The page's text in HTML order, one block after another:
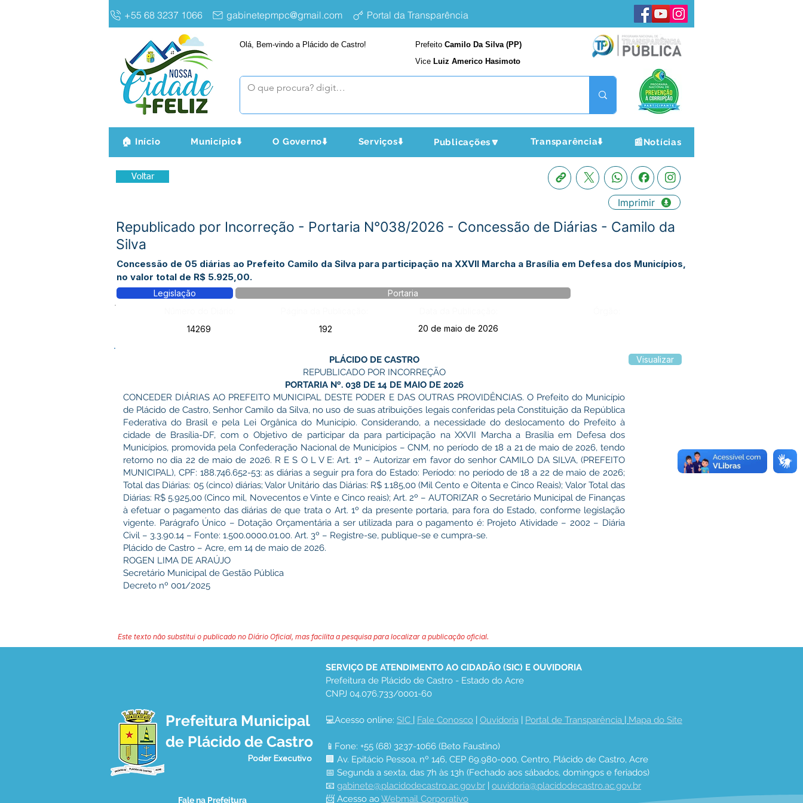
+55 68 3237 1066 gabinetepmpc@gmail.com Portal da Transparência
Olá, Bem-vindo a Plácido de Castro! Prefeito Camilo Da Silva (PP)
Vice Luiz Americo Hasimoto
🏠 Início Município⬇️ O Governo⬇️ Serviços⬇️ Publicações🔽 Transparência⬇️ 📰Notícias
Voltar
Imprimir
Republicado por Incorreção - Portaria N°038/2026 - Concessão de Diárias - Camilo da
Silva
Concessão de 05 diárias ao Prefeito Camilo da Silva para participação na XXVII Marcha a Brasília em Defesa dos Municípios,
no valor total de R$ 5.925,00.
Legislação
Portaria
14269
192 20 de maio de 2026
PLÁCIDO DE CASTRO
REPUBLICADO POR INCORREÇÃO
PORTARIA Nº. 038 DE 14 DE MAIO DE 2026
CONCEDER DIÁRIAS AO PREFEITO MUNICIPAL DESTE PODER E DAS OUTRAS PROVIDÊNCIAS. O Prefeito do Município
de Plácido de Castro, Senhor Camilo da Silva, no uso de suas atribuições legais conferidas pela Constituição da República
Federativa do Brasil e pela Lei Orgânica do Município. Considerando, a necessidade do deslocamento do Prefeito à
cidade de Brasília-DF, com o Objetivo de participar da para participação na XXVII Marcha a Brasília em Defesa dos
Municípios, promovida pela Confederação Nacional de Municípios – CNM, no período de 18 a 21 de maio de 2026, tendo
retorno no dia 22 de maio de 2026. R E S O L V E: Art. 1º – Autorizar em favor do senhor CAMILO DA SILVA, (PREFEITO
MUNICIPAL), CPF: 188.746.652-53: as diárias a seguir pra fora do Estado: Período: no período de 18 a 22 de maio de 2026;
Total das Diárias: 05 (cinco) diárias; Valor Unitário das Diárias: R$ 1.185,00 (Mil Cento e Oitenta e Cinco Reais); Valor Total das
Diárias: R$ 5.925,00 (Cinco mil, Novecentos e Vinte e Cinco reais); Art. 2º – AUTORIZAR o Secretário Municipal de Finanças
à efetuar o pagamento das diárias de que trata o Art. 1º da presente portaria, para fora do Estado, conforme legislação
vigente. Parágrafo Único – Dotação Orçamentária a ser utilizada para o pagamento é: Projeto Atividade – 2002 – Diária
Civil – 3.3.90.14 – Fonte: 1.500.0000.01.00. Art. 3º – Registre-se, publique-se e cumpra-se.
Plácido de Castro – Acre, em 14 de maio de 2026.
ROGEN LIMA DE ARAÚJO
Secretário Municipal de Gestão Pública
Decreto nº 001/2025
Visualizar
Este texto não substitui o publicado no Diário Oficial, mas facilita a pesquisa para localizar a publicação oficial.
Prefeitura Municipal
de Plácido de Castro
Poder Executivo
Fale na Prefeitura
SERVIÇO DE ATENDIMENTO AO CIDADÃO (SIC) E OUVIDORIA
Prefeitura de Plácido de Castro - Estado do Acre
CNPJ 04.076.733/0001-60
💻Acesso online: SIC | Fale Conosco | Ouvidoria | Portal de Transparência | Mapa do Site
📱Fone: +55 (68) 3237-1066 (Beto Faustino)
🏢 Av. Epitácio Pessoa, nº 146, CEP 69.980-000, Centro, Plácido de Castro, Acre
📅 Segunda a sexta, das 7h às 13h (Fechado aos sábados, domingos e feriados)
📧 gabinete@placidodecastro.ac.gov.br | ouvidoria@placidodecastro.ac.gov.br
📨 Acesso ao Webmail Corporativo